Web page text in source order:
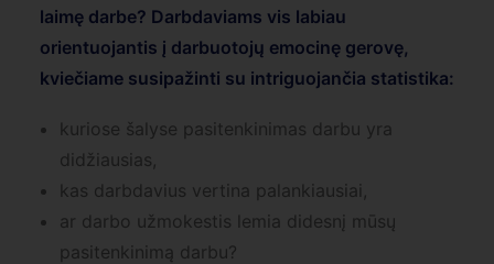
laimę darbe? Darbdaviams vis labiau
orientuojantis į darbuotojų emocinę gerovę,
kviečiame susipažinti su intriguojančia statistika:
kuriose šalyse pasitenkinimas darbu yra
didžiausias,
kas darbdavius vertina palankiausiai,
ar darbo užmokestis lemia didesnį mūsų
pasitenkinimą darbu?